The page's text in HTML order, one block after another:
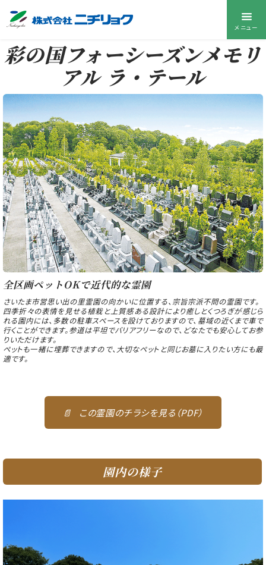
メニュー
彩の国フォーシーズンメモリ
アル ラ・テール
全区画ペットOKで近代的な霊園
さいたま市営思い出の里霊園の向かいに位置する、宗旨宗派不問の霊園です。
四季折々の表情を見せる植栽と上質感ある設計により癒しとくつろぎが感じら
れる園内には、多数の駐車スペースを設けておりますので、墓域の近くまで車で
行くことができます。参道は平坦でバリアフリーなので、どなたでも安心してお参
りいただけます。
ペットも一緒に埋葬できますので、大切なペットと同じお墓に入りたい方にも最
適です。
📄 この霊園のチラシを見る（PDF）
園内の様子